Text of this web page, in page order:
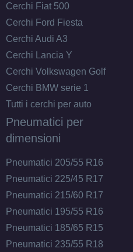
Cerchi Fiat 500
Cerchi Ford Fiesta
Cerchi Audi A3
Cerchi Lancia Y
Cerchi Volkswagen Golf
Cerchi BMW serie 1
Tutti i cerchi per auto
Pneumatici per
dimensioni
Pneumatici 205/55 R16
Pneumatici 225/45 R17
Pneumatici 215/60 R17
Pneumatici 195/55 R16
Pneumatici 185/65 R15
Pneumatici 235/55 R18